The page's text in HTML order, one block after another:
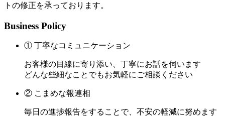
トの修正を承っております。
Business Policy
① 丁寧なコミュニケーション
お客様の目線に寄り添い、丁寧にお話を伺います
どんな些細なことでもお気軽にご相談ください
② こまめな報連相
毎日の進捗報告をすることで、不安の軽減に努めます